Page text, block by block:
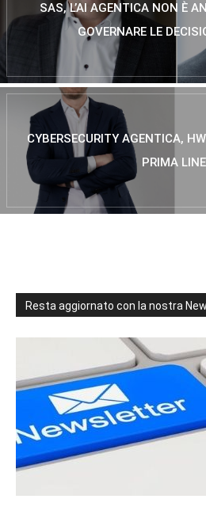
SAS, L’AI AGENTICA NON È
GOVERNARE LE
CYBERSECURITY AGENTICA,
PRIMA
Resta aggiornato con la nostra